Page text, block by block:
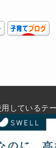
しているテ